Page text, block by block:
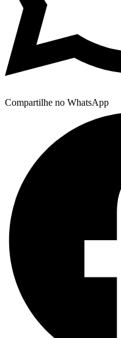
Compartilhe no WhatsApp